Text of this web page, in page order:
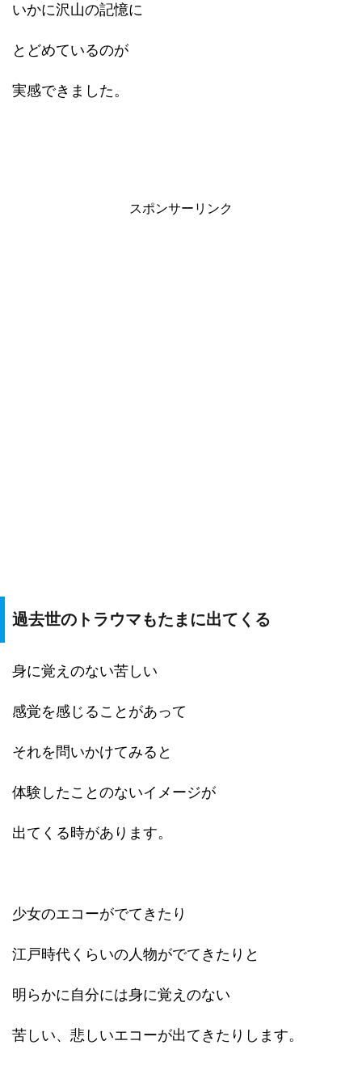
いかに沢山の記憶に
とどめているのが
実感できました。
スポンサーリンク
過去世のトラウマもたまに出てくる
身に覚えのない苦しい
感覚を感じることがあって
それを問いかけてみると
体験したことのないイメージが
出てくる時があります。
少女のエコーがでてきたり
江戸時代くらいの人物がでてきたりと
明らかに自分には身に覚えのない
苦しい、悲しいエコーが出てきたりします。